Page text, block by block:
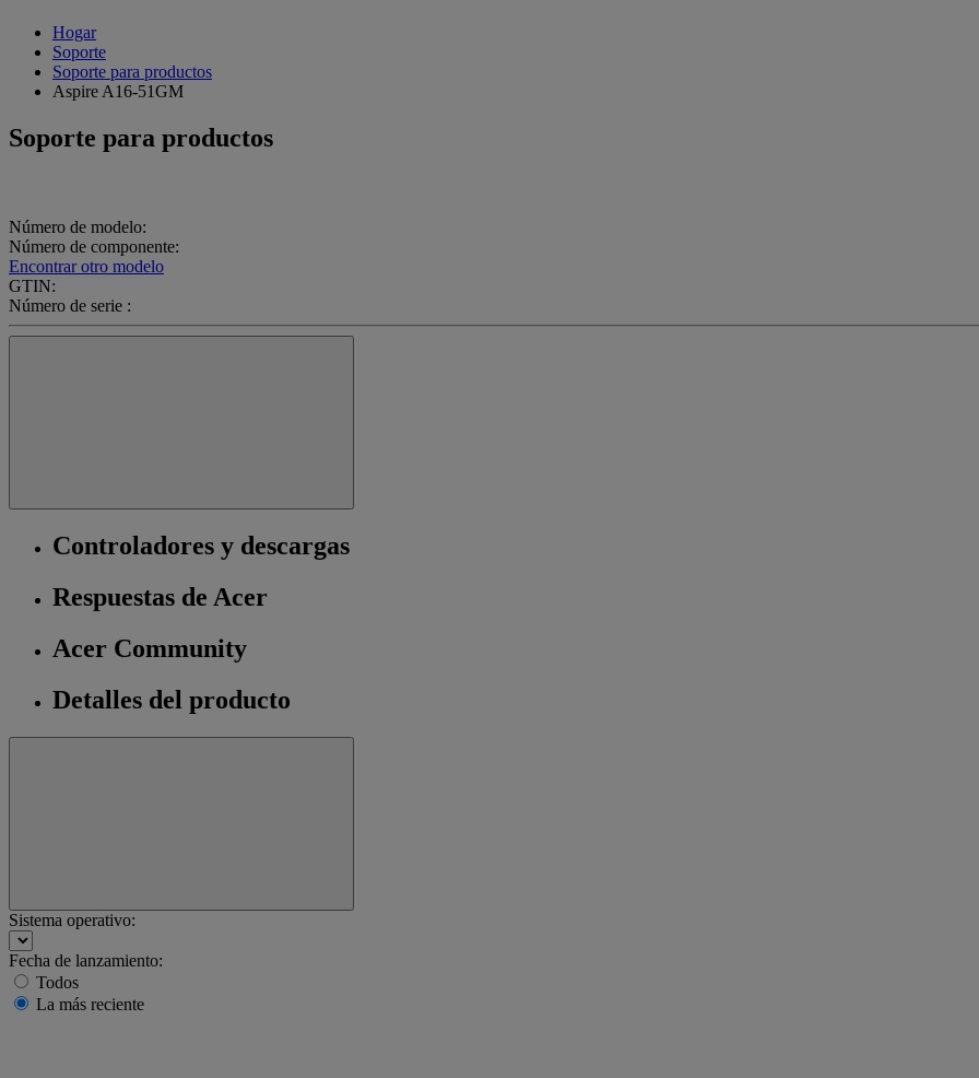
Hogar
Soporte
Soporte para productos
Aspire A16-51GM
Soporte para productos
Número de modelo:
Número de componente:
Encontrar otro modelo
GTIN:
Número de serie :
Controladores y descargas
Respuestas de Acer
Acer Community
Detalles del producto
Sistema operativo:
Fecha de lanzamiento:
Todos
La más reciente